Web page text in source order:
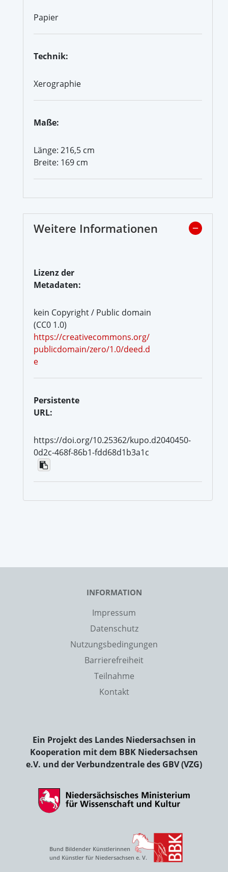
Papier
Technik:
Xerographie
Maße:
Länge: 216,5 cm
Breite: 169 cm
Weitere Informationen
Lizenz der
Metadaten:
kein Copyright / Public domain
(CC0 1.0)
https://creativecommons.org/
publicdomain/zero/1.0/deed.d
e
Persistente
URL:
https://doi.org/10.25362/kupo.d2040450-
0d2c-468f-86b1-fdd68d1b3a1c
INFORMATION
Impressum
Datenschutz
Nutzungsbedingungen
Barrierefreiheit
Teilnahme
Kontakt
Ein Projekt des Landes Niedersachsen in
Kooperation mit dem BBK Niedersachsen
e.V. und der Verbundzentrale des GBV (VZG)
Bund Bildender Künstlerinnen
und Künstler für Niedersachsen e. V.